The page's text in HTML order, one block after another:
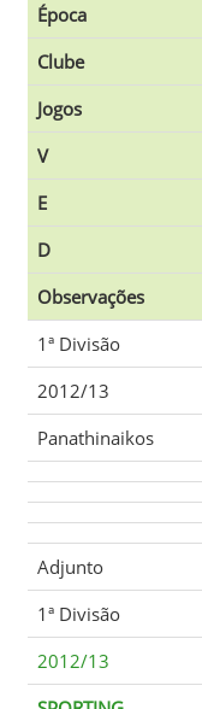
Época
Clube
Jogos
V
E
D
Observações
1ª Divisão
2012/13
Panathinaikos
Adjunto
1ª Divisão
2012/13